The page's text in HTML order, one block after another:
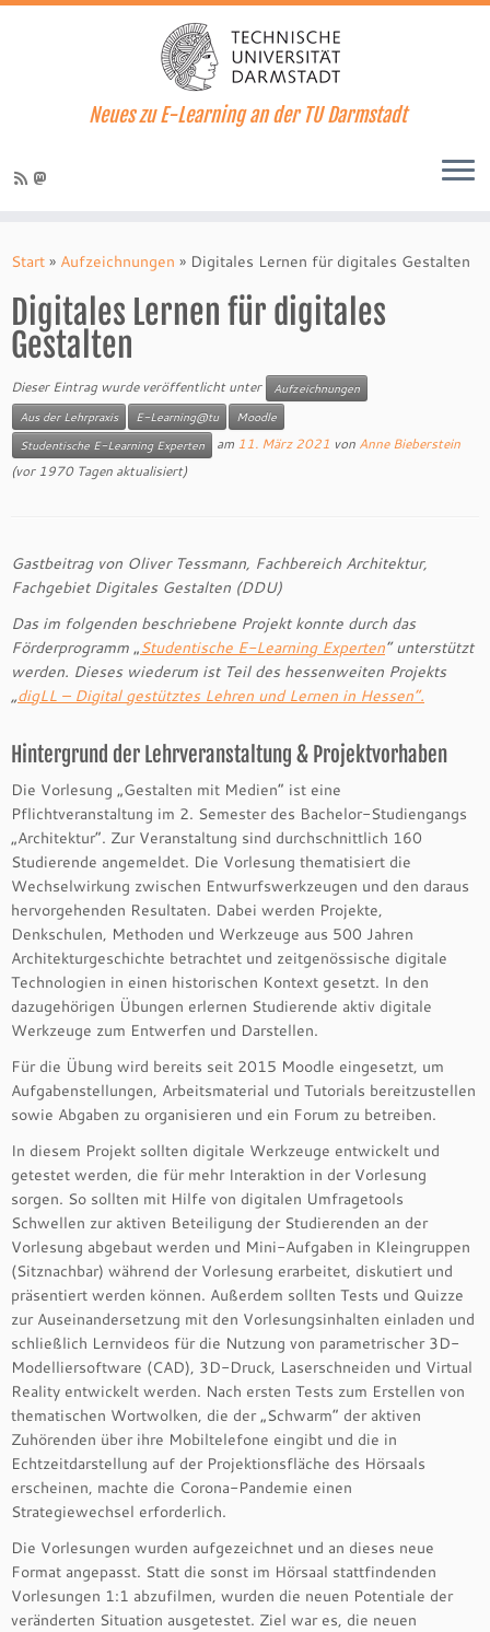
Inhalt
Neues zu E-Learning an der TU Darmstadt
Start » Aufzeichnungen » Digitales Lernen für digitales Gestalten
Digitales Lernen für digitales
Gestalten
Dieser Eintrag wurde veröffentlicht unter
Aufzeichnungen
Aus der Lehrpraxis
E-Learning@tu
Moodle
Studentische E-Learning Experten
am 11. März 2021 von Anne Bieberstein
(vor 1970 Tagen aktualisiert)
Gastbeitrag von Oliver Tessmann, Fachbereich Architektur,
Fachgebiet Digitales Gestalten (DDU)
Das im folgenden beschriebene Projekt konnte durch das
Förderprogramm „Studentische E-Learning Experten“ unterstützt
werden. Dieses wiederum ist Teil des hessenweiten Projekts
„digLL – Digital gestütztes Lehren und Lernen in Hessen“.
Hintergrund der Lehrveranstaltung & Projektvorhaben
Die Vorlesung „Gestalten mit Medien“ ist eine
Pflichtveranstaltung im 2. Semester des Bachelor-Studiengangs
„Architektur“. Zur Veranstaltung sind durchschnittlich 160
Studierende angemeldet. Die Vorlesung thematisiert die
Wechselwirkung zwischen Entwurfswerkzeugen und den daraus
hervorgehenden Resultaten. Dabei werden Projekte,
Denkschulen, Methoden und Werkzeuge aus 500 Jahren
Architekturgeschichte betrachtet und zeitgenössische digitale
Technologien in einen historischen Kontext gesetzt. In den
dazugehörigen Übungen erlernen Studierende aktiv digitale
Werkzeuge zum Entwerfen und Darstellen.
Für die Übung wird bereits seit 2015 Moodle eingesetzt, um
Aufgabenstellungen, Arbeitsmaterial und Tutorials bereitzustellen
sowie Abgaben zu organisieren und ein Forum zu betreiben.
In diesem Projekt sollten digitale Werkzeuge entwickelt und
getestet werden, die für mehr Interaktion in der Vorlesung
sorgen. So sollten mit Hilfe von digitalen Umfragetools
Schwellen zur aktiven Beteiligung der Studierenden an der
Vorlesung abgebaut werden und Mini-Aufgaben in Kleingruppen
(Sitznachbar) während der Vorlesung erarbeitet, diskutiert und
präsentiert werden können. Außerdem sollten Tests und Quizze
zur Auseinandersetzung mit den Vorlesungsinhalten einladen und
schließlich Lernvideos für die Nutzung von parametrischer 3D-
Modelliersoftware (CAD), 3D-Druck, Laserschneiden und Virtual
Reality entwickelt werden. Nach ersten Tests zum Erstellen von
thematischen Wortwolken, die der „Schwarm“ der aktiven
Zuhörenden über ihre Mobiltelefone eingibt und die in
Echtzeitdarstellung auf der Projektionsfläche des Hörsaals
erscheinen, machte die Corona-Pandemie einen
Strategiewechsel erforderlich.
Die Vorlesungen wurden aufgezeichnet und an dieses neue
Format angepasst. Statt die sonst im Hörsaal stattfindenden
Vorlesungen 1:1 abzufilmen, wurden die neuen Potentiale der
veränderten Situation ausgetestet. Ziel war es, die neuen